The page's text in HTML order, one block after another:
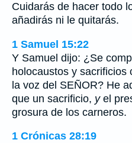
Cuidarás de hacer todo
añadirás ni le quitarás.
1 Samuel 15:22
Y Samuel dijo: ¿Se
holocaustos y sacrificios
la voz del SEÑOR? He
que un sacrificio, yel
grosura de los carneros.
1 Crónicas 28:19